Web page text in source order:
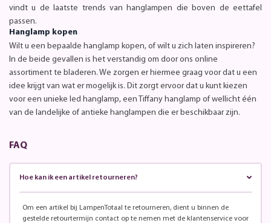
vindt u de laatste trends van hanglampen die boven de eettafel
passen.
Hanglamp kopen
Wilt u een bepaalde hanglamp kopen, of wilt u zich laten inspireren?
In de beide gevallen is het verstandig om door ons online
assortiment te bladeren. We zorgen er hiermee graag voor dat u een
idee krijgt van wat er mogelijk is. Dit zorgt ervoor dat u kunt kiezen
voor een unieke led hanglamp, een Tiffany hanglamp of wellicht één
van de landelijke of antieke hanglampen die er beschikbaar zijn.
FAQ
Hoe kan ik een artikel retourneren?
Om een artikel bij LampenTotaal te retourneren, dient u binnen de
gestelde retourtermijn contact op te nemen met de klantenservice voor